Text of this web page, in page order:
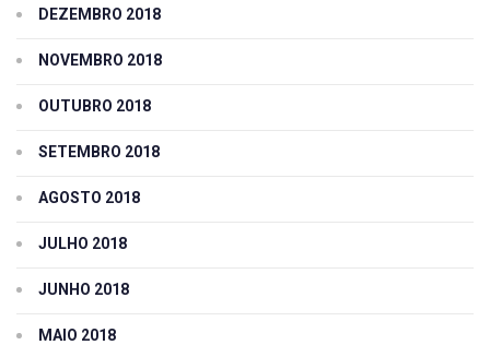
DEZEMBRO 2018
NOVEMBRO 2018
OUTUBRO 2018
SETEMBRO 2018
AGOSTO 2018
JULHO 2018
JUNHO 2018
MAIO 2018